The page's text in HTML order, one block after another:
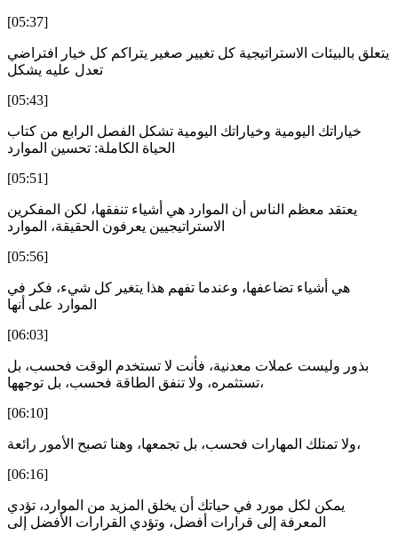
[05:37]
يتعلق بالبيئات الاستراتيجية كل تغيير صغير يتراكم كل خيار افتراضي
تعدل عليه يشكل
[05:43]
خياراتك اليومية وخياراتك اليومية تشكل الفصل الرابع من كتاب
الحياة الكاملة: تحسين الموارد
[05:51]
يعتقد معظم الناس أن الموارد هي أشياء تنفقها، لكن المفكرين
الاستراتيجيين يعرفون الحقيقة، الموارد
[05:56]
هي أشياء تضاعفها، وعندما تفهم هذا يتغير كل شيء، فكر في
الموارد على أنها
[06:03]
بذور وليست عملات معدنية، فأنت لا تستخدم الوقت فحسب، بل
تستثمره، ولا تنفق الطاقة فحسب، بل توجهها،
[06:10]
ولا تمتلك المهارات فحسب، بل تجمعها، وهنا تصبح الأمور رائعة،
[06:16]
يمكن لكل مورد في حياتك أن يخلق المزيد من الموارد، تؤدي
المعرفة إلى قرارات أفضل، وتؤدي القرارات الأفضل إلى